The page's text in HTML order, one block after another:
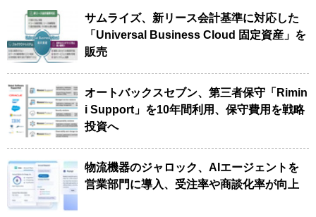
サムライズ、新リース会計基準に対応した
「Universal Business Cloud 固定資産」を
販売
オートバックスセブン、第三者保守「Rimin
i Support」を10年間利用、保守費用を戦略
投資へ
物流機器のジャロック、AIエージェントを
営業部門に導入、受注率や商談化率が向上